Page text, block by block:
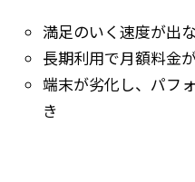
満足のいく速度が出
長期利用で月額料金
端末が劣化し、パフ
き